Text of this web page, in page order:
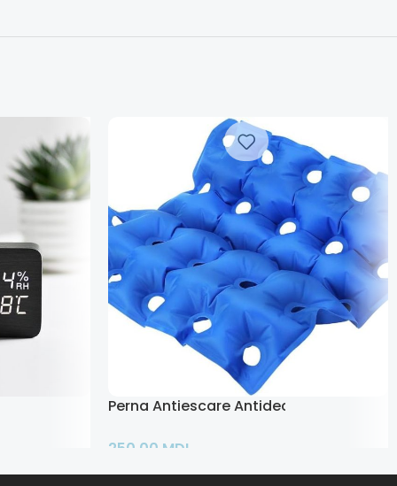
Perna Antiescare Antidecubit
250,00 MDL
Adaugă În Coș